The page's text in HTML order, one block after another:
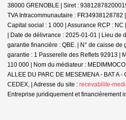
38000 GRENOBLE | Siret :
TVA Intracommunautaire : FR34938128782
Capital social : 1 000 | Assurance RCP : NC |
| Date de délivrance : 2025-01-01 | Lieu de
garantie financière : QBE. | N° de caisse de
garantie : 1 Passerelle des Reflets 92913 |
110 000 | Nom du médiateur :
ALLEE DU PARC DE MESEMENA - BAT A
CEDEX, | Adresse du site : recevabilite-
Entreprise juridiquement et financièrement